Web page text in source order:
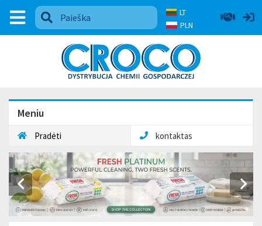
LT
PLN
Meniu
Pradėti kontaktas